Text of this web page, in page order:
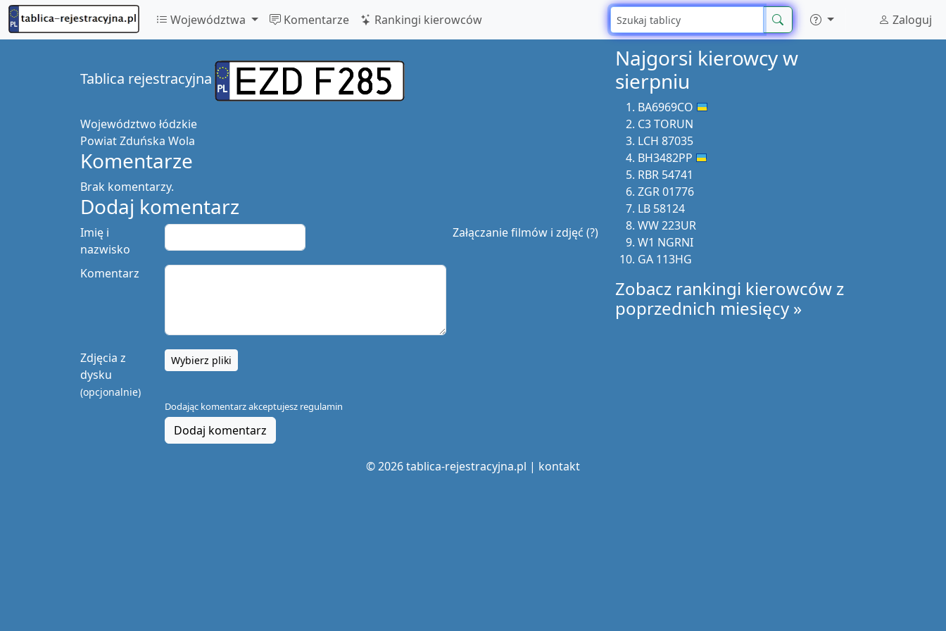
Województwa Komentarze Rankingi kierowców Zaloguj
Tablica rejestracyjna
Województwo łódzkie
PowiatZduńska Wola
Komentarze
Brak komentarzy.
Dodaj komentarz
Załączanie filmów i zdjęć (?)
Imię i
nazwisko
Komentarz
Zdjęcia z
dysku
(opcjonalnie)
Wybierz pliki
Dodając komentarz akceptujesz regulamin
Dodaj komentarz
Najgorsi kierowcy w
sierpniu
BA6969CO
C3 TORUN
LCH 87035
BH3482PP
RBR 54741
ZGR 01776
LB 58124
WW 223UR
W1 NGRNI
GA 113HG
Zobacz rankingi kierowców z
poprzednich miesięcy »
© 2026 tablica-rejestracyjna.pl | kontakt